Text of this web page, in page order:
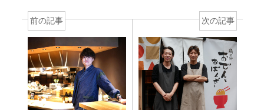
前の記事 次の記事